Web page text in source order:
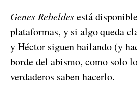
Genes Rebeldesestá
plataformas, y si algo queda
y Héctor siguen bailando (y
borde del abismo, como solo
verdaderos saben hacerlo.